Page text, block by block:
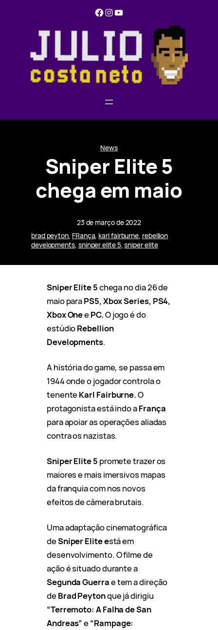
Facebook Instagram YouTube
News
Sniper Elite 5
chega em maio
23 de março de 2022
brad peyton, FRança, karl fairburne, rebellion
developments, sninper elite 5, sniper elite
Sniper Elite 5chega no dia 26 de
maio paraPS5, Xbox Series, PS4,
Xbox OneePC.O jogo é do
estúdioRebellion
Developments.
A história do game, se passa em
1944 onde o jogador controla o
tenenteKarl Fairburne.O
protagonista está indo aFrança
para apoiar as operações aliadas
contra os nazistas.
Sniper Elite 5 promete trazer os
maiores e mais imersivos mapas
da franquia com nos novos
efeitos de câmera brutais.
Uma adaptação cinematográfica
deSniper Elite está em
desenvolvimento. O filme de
ação é situado durante a
Segunda Guerrae tem a direção
deBrad Peytonque já dirigiu
“Terremoto: A Falha de San
Andreas”e“Rampage: